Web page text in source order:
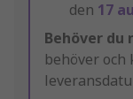
den 17
Behöver du
behöver